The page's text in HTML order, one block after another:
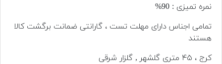
قیمت
بله
نمره تمیزی : 90%
تمامی اجناس دارای مهلت تست ، گارانتی ضمانت برگشت کالا
هستند
کرج ، ۴۵ متری گلشهر , گلزار شرقی